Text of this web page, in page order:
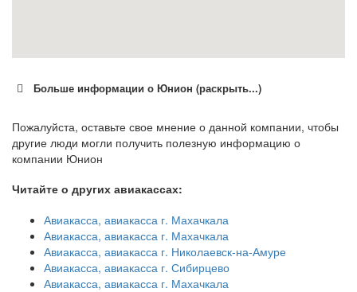
Больше информации о Юнион (раскрыть...)
Пожалуйста, оставьте свое мнение о данной компании, чтобы
другие люди могли получить полезную информацию о
компании Юнион
Читайте о других авиакассах:
Авиакасса, авиакасса г. Махачкала
Авиакасса, авиакасса г. Махачкала
Авиакасса, авиакасса г. Николаевск-на-Амуре
Авиакасса, авиакасса г. Сибирцево
Авиакасса, авиакасса г. Махачкала